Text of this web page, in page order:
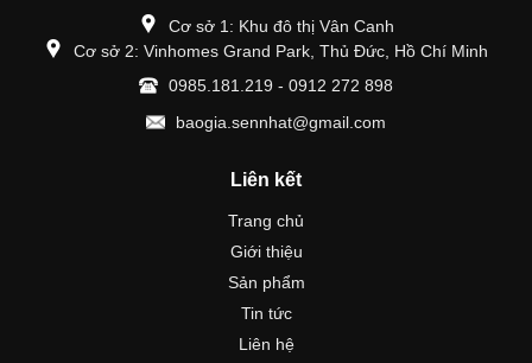
Cơ sở 1: Khu đô thị Vân Canh
Cơ sở 2: Vinhomes Grand Park, Thủ Đức, Hồ Chí Minh
0985.181.219 - 0912 272 898
baogia.sennhat@gmail.com
Liên kết
Trang chủ
Giới thiệu
Sản phẩm
Tin tức
Liên hệ